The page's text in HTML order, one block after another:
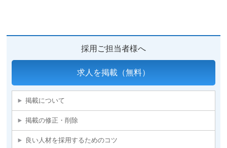
採用ご担当者様へ
求人を掲載（無料）
掲載について
掲載の修正・削除
良い人材を採用するためのコツ